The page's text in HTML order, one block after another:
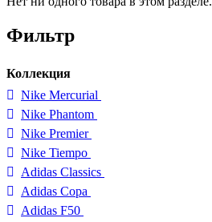
Фильтр
Коллекция
Nike Mercurial
Nike Phantom
Nike Premier
Nike Tiempo
Adidas Classics
Adidas Copa
Adidas F50